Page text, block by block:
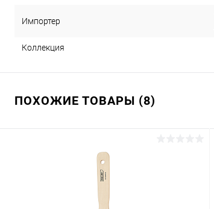
Импортер
Коллекция
ПОХОЖИЕ ТОВАРЫ (8)